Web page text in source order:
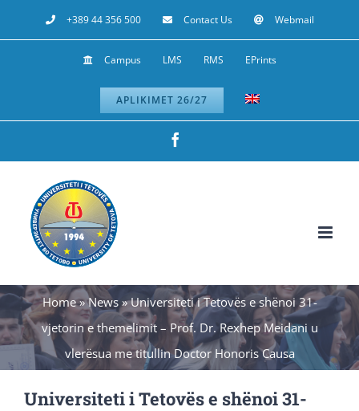
to
+389 44 356 500 Contact Us Webmail
Campus LMS RMS EPrints
APLIKIMET 26/27
Home»News»Universiteti i Tetovës e shënoi 31-
vjetorin e themelimit – Prof. Dr. Rexhep Meidani u
vlerësua me titullin Doctor Honoris Causa
Universiteti i Tetovës e shënoi 31-